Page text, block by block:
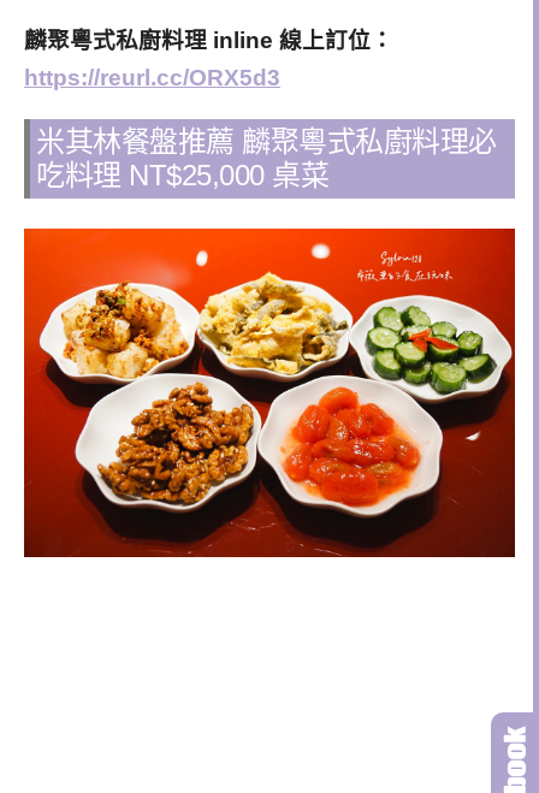
麟聚粵式私廚料理 inline 線上訂位：
https://reurl.cc/ORX5d3
米其林餐盤推薦 麟聚粵式私廚料理必
吃料理 NT$25,000 桌菜